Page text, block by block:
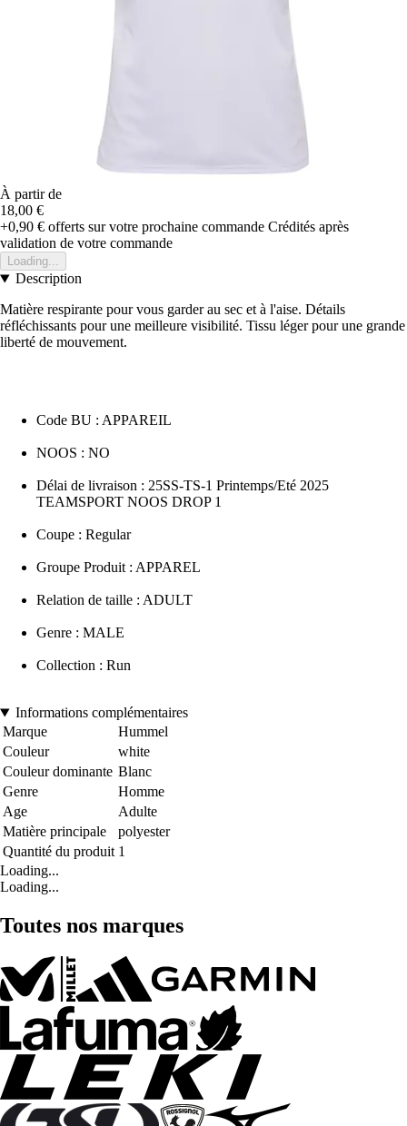
À partir de
18,00 €
+0,90 € offerts sur votre prochaine commande Crédités après
validation de votre commande
Loading...
Description
Matière respirante pour vous garder au sec et à l'aise. Détails
réfléchissants pour une meilleure visibilité. Tissu léger pour une grande
liberté de mouvement.
Code BU : APPAREIL
NOOS : NO
Délai de livraison : 25SS-TS-1 Printemps/Eté 2025
TEAMSPORT NOOS DROP 1
Coupe : Regular
Groupe Produit : APPAREL
Relation de taille : ADULT
Genre : MALE
Collection : Run
Informations complémentaires
Marque
Hummel
Couleur
white
Couleur dominante Blanc
Genre
Homme
Age
Adulte
Matière principale
polyester
Quantité du produit 1
Loading...
Loading...
Toutes nos marques